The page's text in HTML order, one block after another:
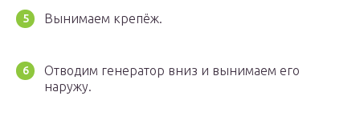
Вынимаем крепёж.
Отводим генератор вниз и вынимаем его
наружу.